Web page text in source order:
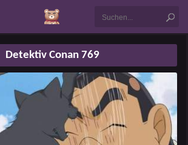
Detektiv Conan 769